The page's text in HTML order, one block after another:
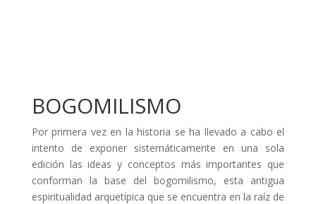
BOGOMILISMO
Por primera vez en la historia se ha llevado a cabo el
intento de exponer sistemáticamente en una sola
edición las ideas y conceptos más importantes que
conforman la base del bogomilismo, esta antigua
espiritualidad arquetípica que se encuentra en la raíz de